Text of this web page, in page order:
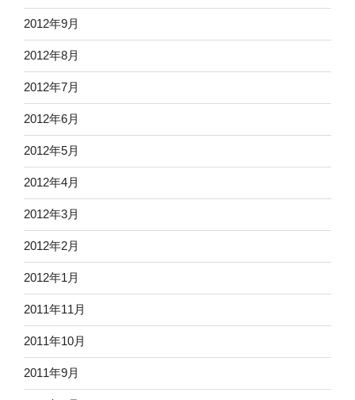
2012年9月
2012年8月
2012年7月
2012年6月
2012年5月
2012年4月
2012年3月
2012年2月
2012年1月
2011年11月
2011年10月
2011年9月